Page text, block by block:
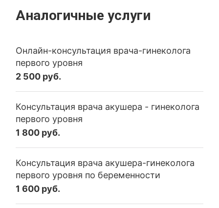
Аналогичные услуги
Онлайн-консультация врача-гинеколога
первого уровня
2 500 руб.
Консультация врача акушера - гинеколога
первого уровня
1 800 руб.
Консультация врача акушера-гинеколога
первого уровня по беременности
1 600 руб.